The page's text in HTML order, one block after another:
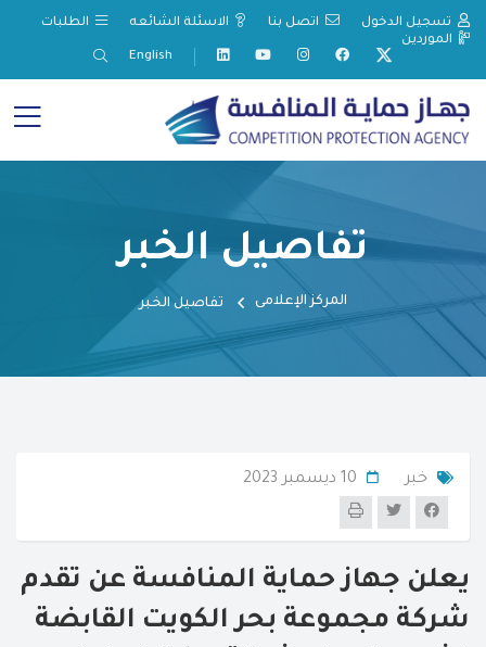
تسجيل الدخول اتصل بنا الاسئلة الشائعه
الطلبات
الموردين
English
تفاصيل الخبر
المركز الإعلامى تفاصيل الخبر
خبر
يعلن جهاز حماية المنافسة عن تقدم
شركة مجموعة بحر الكويت القابضة